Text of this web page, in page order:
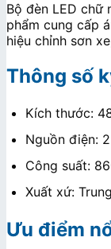
Bộ đèn LED
phẩm cung cấp
hiệu chỉnh sơn
Thông số
Kích thước:
Nguồn điện:
Công suất:
Xuất xứ:
Ưu điểm